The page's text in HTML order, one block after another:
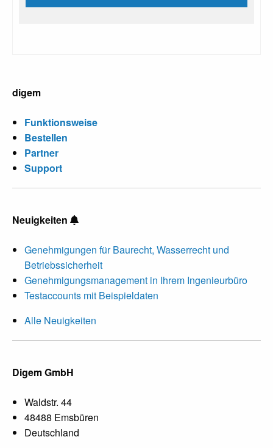
digem
Funktionsweise
Bestellen
Partner
Support
Neuigkeiten
Genehmigungen für Baurecht, Wasserrecht und
Betriebssicherheit
Genehmigungsmanagement in Ihrem Ingenieurbüro
Testaccounts mit Beispieldaten
Alle Neuigkeiten
Digem GmbH
Waldstr. 44
48488 Emsbüren
Deutschland